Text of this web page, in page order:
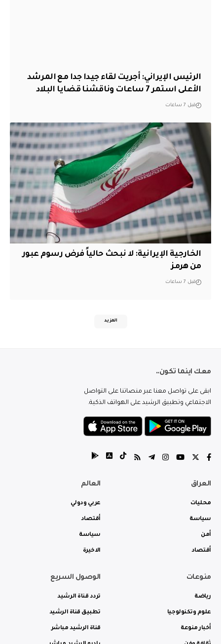
الرئيس الإيراني: أجريت لقاء جيدا جدا مع المرشد
الأعلى استمر 7 ساعات وناقشنا قضايا البلاد
قبل 7 ساعات
الخارجية الإيرانية: لا نبحث حالياً فرض رسوم عبور
من هرمز
قبل 7 ساعات
المزيد
معك اينما تكون..
ابقى على تواصل معنا عبر منصاتنا على التواصل
الاجتماعي وتطبيق الرشيد على الهواتف الذكية.
العراق
محليات
سياسة
أمن
أقتصاد
العالم
عربي ودولي
أقتصاد
سياسة
الاخيرة
منوعات
رياضة
علوم وتكنولوجيا
أخبار منوعة
الوصول السريع
تردد قناة الرشيد
تطبيق قناة الرشيد
قناة الرشيد مباشر